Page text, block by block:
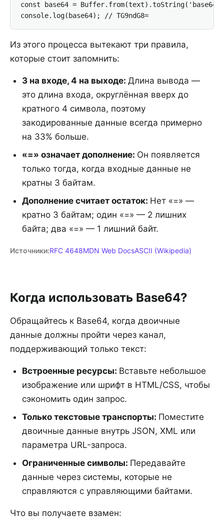
const base64 =
console.log(base64); // TG9ndG8=
Из этого процесса вытекают три правила,
которые стоит запомнить:
3 на входе, 4 на выходе: Длина вывода —
это длина входа, округлённая вверх до
кратного 4 символа, поэтому
закодированные данные всегда примерно
на 33% больше.
«=» означает дополнение: Он появляется
только тогда, когда входные данные не
кратны 3 байтам.
Дополнение считает остаток: Нет «=» —
кратно 3 байтам; один «=» — 2 лишних
байта; два «=» — 1 лишний байт.
Источники:RFC 4648MDN Web DocsASCII (Wikipedia)
Когда использовать Base64?
Обращайтесь к Base64, когда двоичные
данные должны пройти через канал,
поддерживающий только текст:
Встроенные ресурсы: Вставьте небольшое
изображение или шрифт в HTML/CSS, чтобы
сэкономить один запрос.
Только текстовые транспорты: Поместите
двоичные данные внутрь JSON, XML или
параметра URL-запроса.
Ограниченные символы: Передавайте
данные через системы, которые не
справляются с управляющими байтами.
Что вы получаете взамен: